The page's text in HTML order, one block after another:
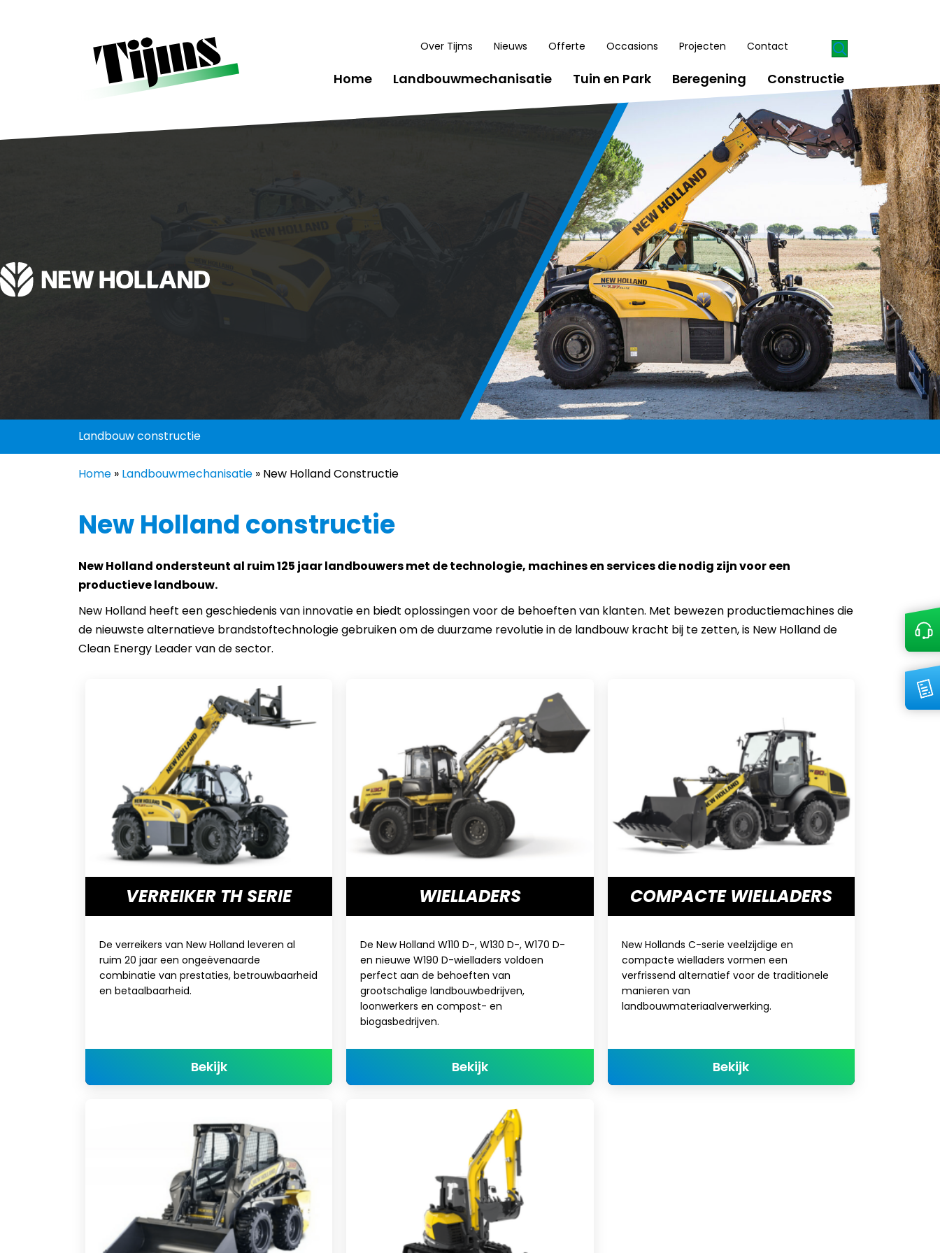
Over Tijms Nieuws Offerte Occasions Projecten Contact
Home Landbouwmechanisatie Tuin en Park Beregening Constructie
Landbouw constructie
Home » Landbouwmechanisatie » New Holland Constructie
New Holland constructie
New Holland ondersteunt al ruim 125 jaar landbouwers met de technologie, machines en services die nodig zijn voor een
productieve landbouw.
New Holland heeft een geschiedenis van innovatie en biedt oplossingen voor de behoeften van klanten. Met bewezen productiemachines die
de nieuwste alternatieve brandstoftechnologie gebruiken om de duurzame revolutie in de landbouw kracht bij te zetten, is New Holland de
Clean Energy Leader van de sector.
VERREIKER TH SERIE
De verreikers van New Holland leveren al
ruim 20 jaar een ongeëvenaarde
combinatie van prestaties, betrouwbaarheid
en betaalbaarheid.
Bekijkabout Verreiker TH Serie
WIELLADERS
De New Holland W110 D-, W130 D-, W170 D-
en nieuwe W190 D-wielladers voldoen
perfect aan de behoeften van
grootschalige landbouwbedrijven,
loonwerkers en compost- en
biogasbedrijven.
Bekijkabout WIELLADERS
COMPACTE WIELLADERS
New Hollands C-serie veelzijdige en
compacte wielladers vormen een
verfrissend alternatief voor de traditionele
manieren van
landbouwmateriaalverwerking.
Bekijkabout COMPACTE